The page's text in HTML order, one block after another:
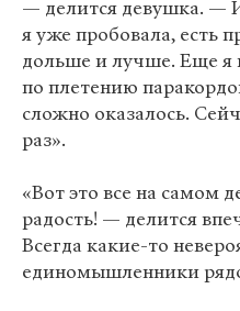
— делится девушка. —
я уже пробовала, есть
дольше и лучше. Еще я
по плетению
сложно оказалось.
раз».
«Вот это все на самом
радость! — делится
Всегда какие-то
единомышленники